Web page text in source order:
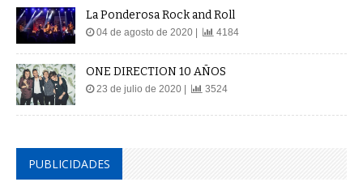
La Ponderosa Rock and Roll
04 de agosto de 2020 | 4184
ONE DIRECTION 10 AÑOS
23 de julio de 2020 | 3524
PUBLICIDADES